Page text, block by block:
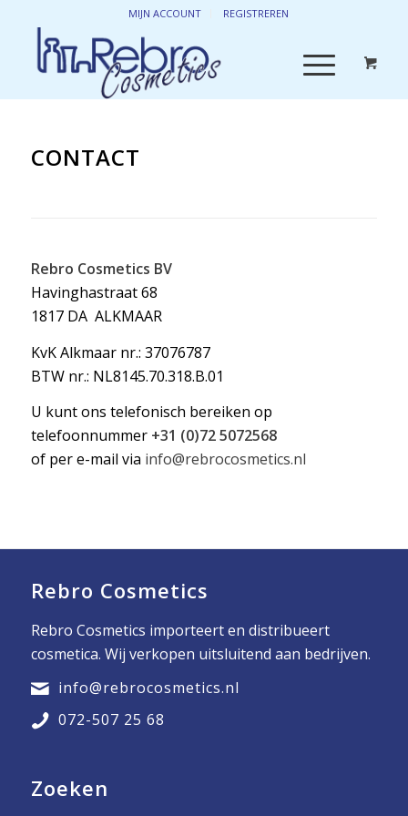
MIJN ACCOUNT REGISTREREN
CONTACT
Rebro Cosmetics BV
Havinghastraat 68
1817 DA ALKMAAR
KvK Alkmaar nr.: 37076787
BTW nr.: NL8145.70.318.B.01
U kunt ons telefonisch bereiken op
telefoonnummer +31 (0)72 5072568
of per e-mail via info@rebrocosmetics.nl
Rebro Cosmetics
Rebro Cosmetics importeert en distribueert
cosmetica. Wij verkopen uitsluitend aan bedrijven.
info@rebrocosmetics.nl
072-507 25 68
Zoeken